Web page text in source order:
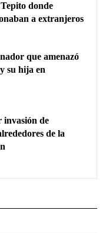
donde
a extranjeros
que amenazó
su hija en
invasión de
de la